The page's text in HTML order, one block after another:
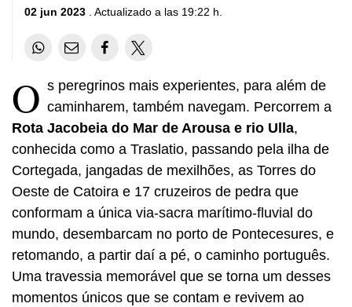
02 jun 2023 . Actualizado a las 19:22 h.
O s peregrinos mais experientes, para além de
caminharem, também navegam. Percorrem a
Rota Jacobeia do Mar de Arousa e rio Ulla,
conhecida como a Traslatio, passando pela ilha de
Cortegada, jangadas de mexilhões, as Torres do
Oeste de Catoira e 17 cruzeiros de pedra que
conformam a única via-sacra marítimo-fluvial do
mundo, desembarcam no porto de Pontecesures, e
retomando, a partir daí a pé, o caminho português.
Uma travessia memorável que se torna um desses
momentos únicos que se contam e revivem ao